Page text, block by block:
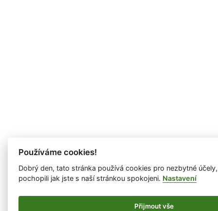
Používáme cookies!
Dobrý den, tato stránka používá cookies pro nezbytné
pochopili jak jste s naší stránkou spokojeni. Nastavení
Přijmout vše